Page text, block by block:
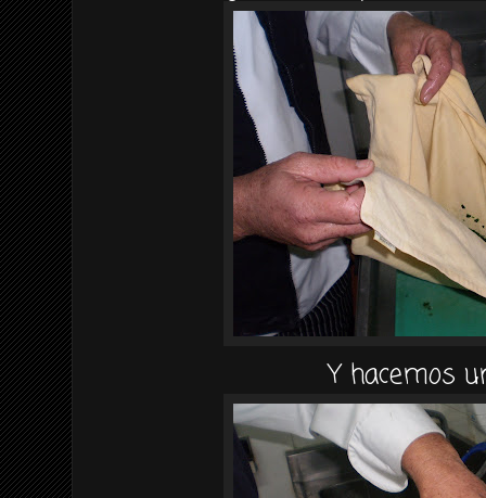
Y hacemos